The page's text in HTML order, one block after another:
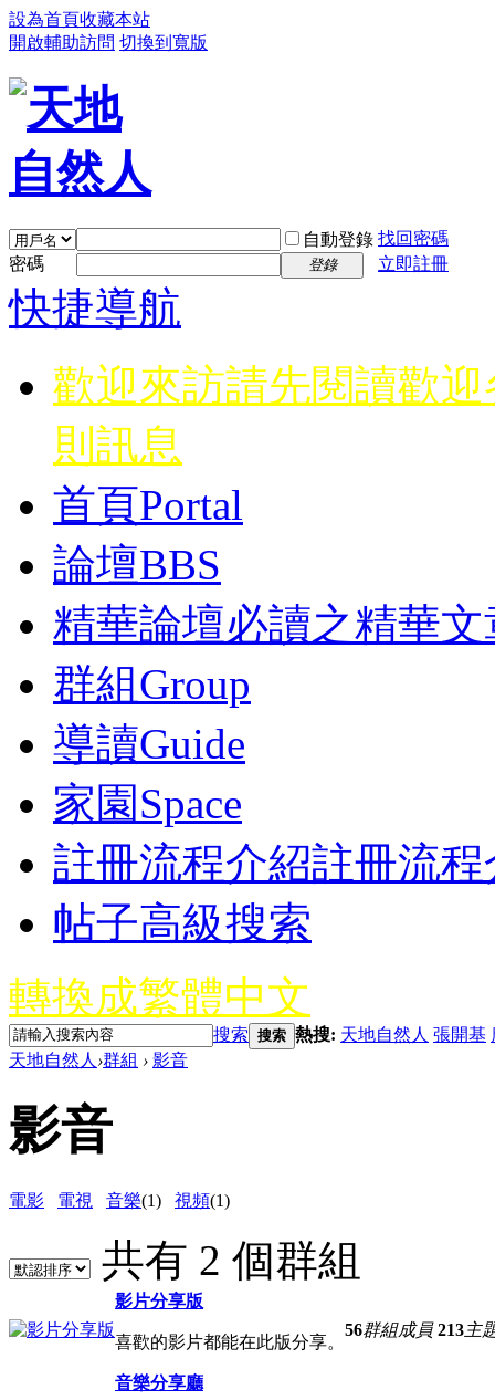
設為首頁收藏本站
開啟輔助訪問 切換到寬版
自動登錄 找回密碼
密碼
登錄 立即註冊
快捷導航
歡迎來訪請先閱讀歡迎
則訊息
首頁Portal
論壇BBS
精華論壇必讀之精華文
群組Group
導讀Guide
家園Space
註冊流程介紹註冊流
帖子高級搜索
轉換成繁體中文
搜索 搜索 熱搜: 天地自然人 張開基
天地自然人 ›群組 › 影音
影音
電影 電視 音樂(1) 視頻(1)
共有 2 個群組
影片分享版
喜歡的影片都能在此版分享。
56群組成員 213主
音樂分享廳